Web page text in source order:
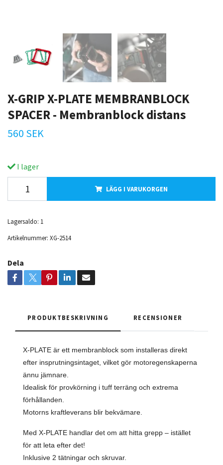
X-GRIP X-PLATE MEMBRANBLOCK
SPACER - Membranblock distans
560 SEK
I lager
LÄGG I VARUKORGEN
Lagersaldo: 1
Artikelnummer: XG-2514
Dela
PRODUKTBESKRIVNING RECENSIONER
X-PLATE är ett membranblock som installeras direkt
efter insprutningsintaget, vilket gör motoregenskaperna
ännu jämnare.
Idealisk för provkörning i tuff terräng och extrema
förhållanden.
Motorns kraftleverans blir bekvämare.
Med X-PLATE handlar det om att hitta grepp – istället
för att leta efter det!
Inklusive 2 tätningar och skruvar.